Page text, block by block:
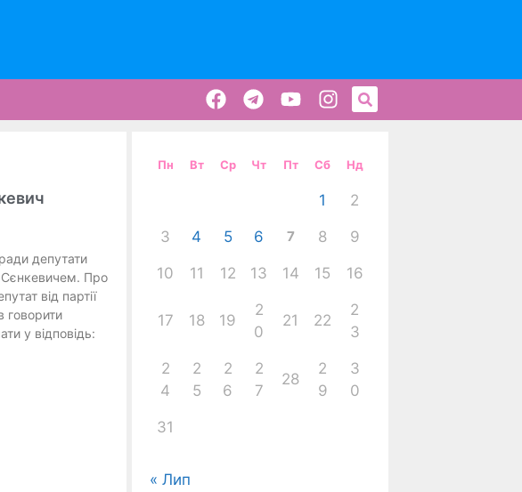
депутати
Про
від партії
говорити
у відповідь:
Пн Вт Ср Чт Пт Сб Нд
1 2
3 4 5 6 7 8 9
10 11 12 13 14 15 16
17 18 19
2
0
21 22
2
3
2
4
2
5
2
6
2
7
28
2
9
3
0
31
« Лип